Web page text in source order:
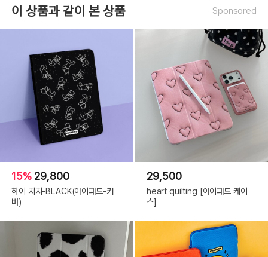
이 상품과 같이 본 상품 Sponsored
15% 29,800
하이 치치-BLACK(아이패드-커
버)
29,500
heart quilting [아이패드 케이
스]